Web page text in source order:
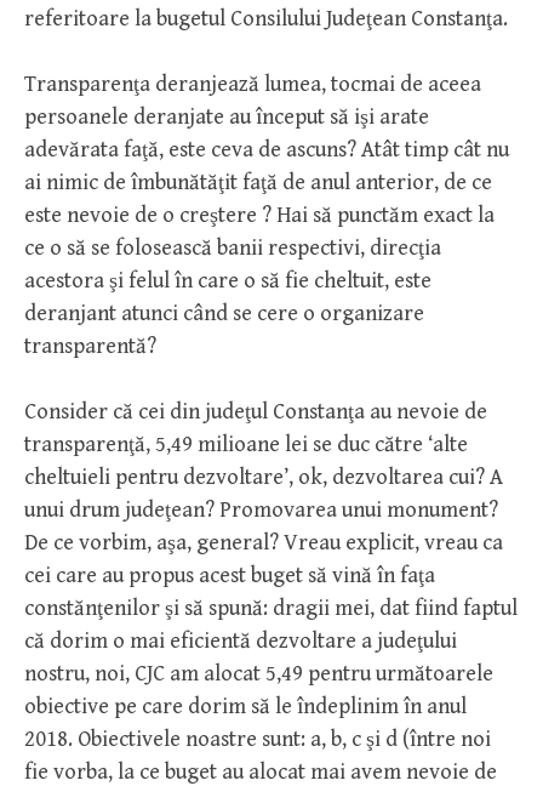
referitoare la bugetul Consilului Judeţean Constanţa.
Transparenţa deranjează lumea, tocmai de aceea
persoanele deranjate au început să işi arate
adevărata faţă, este ceva de ascuns? Atât timp cât nu
ai nimic de îmbunătăţit faţă de anul anterior, de ce
este nevoie de o creştere ? Hai să punctăm exact la
ce o să se folosească banii respectivi, direcţia
acestora şi felul în care o să fie cheltuit, este
deranjant atunci când se cere o organizare
transparentă?
Consider că cei din judeţul Constanţa au nevoie de
transparenţă, 5,49 milioane lei se duc către ‘alte
cheltuieli pentru dezvoltare’, ok, dezvoltarea cui? A
unui drum judeţean? Promovarea unui monument?
De ce vorbim, aşa, general? Vreau explicit, vreau ca
cei care au propus acest buget să vină în faţa
constănţenilor şi să spună: dragii mei, dat fiind faptul
că dorim o mai eficientă dezvoltare a judeţului
nostru, noi, CJC am alocat 5,49 pentru următoarele
obiective pe care dorim să le îndeplinim în anul
2018. Obiectivele noastre sunt: a, b, c şi d (între noi
fie vorba, la ce buget au alocat mai avem nevoie de